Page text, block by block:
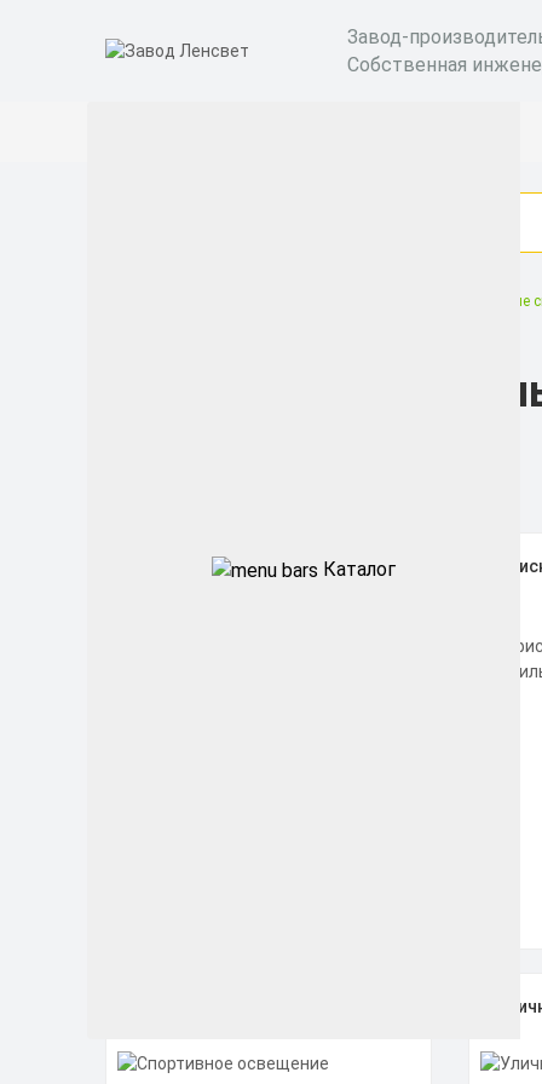
Завод-
Собственная
Каталог
Усовершенствованные
Диммируемые